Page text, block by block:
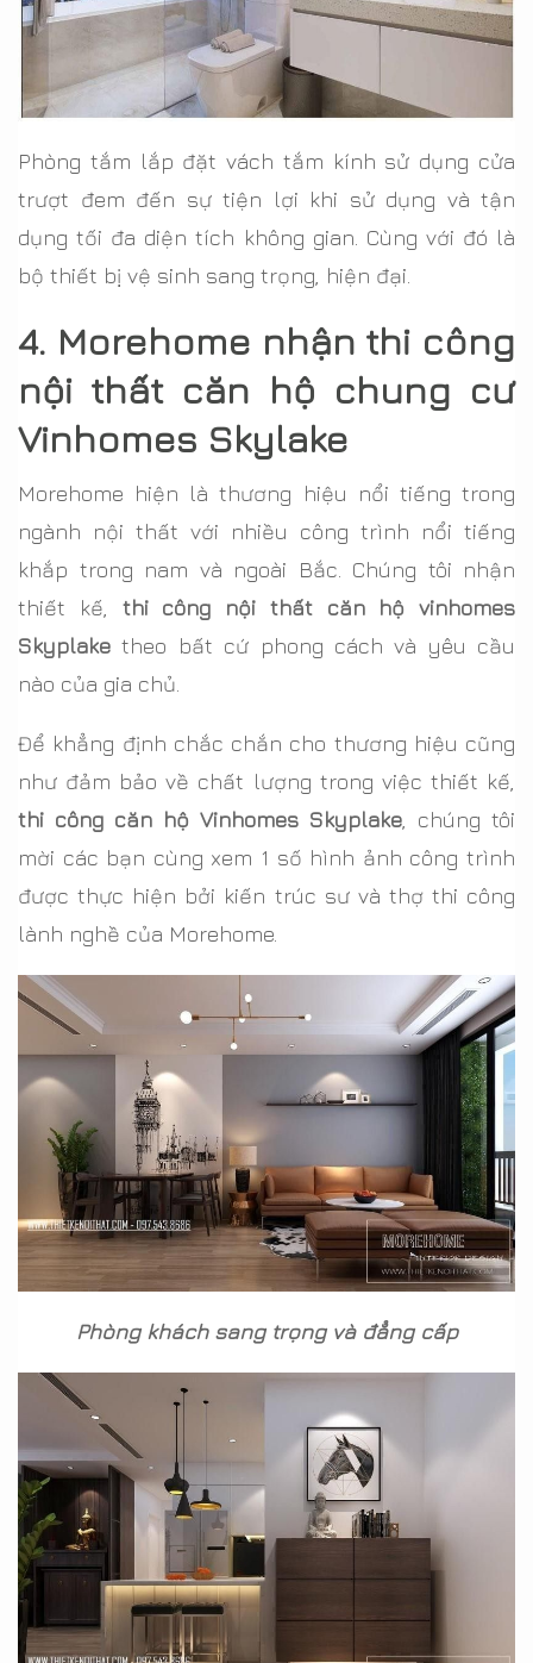
Phòng tắm lắp đặt vách tắm kính sử dụng cửa
trượt đem đến sự tiện lợi khi sử dụng và tận
dụng tối đa diện tích không gian. Cùng với đó là
bộ thiết bị vệ sinh sang trọng, hiện đại.
4. Morehome nhận thi công
nội thất căn hộ chung cư
Vinhomes Skylake
Morehome hiện là thương hiệu nổi tiếng trong
ngành nội thất với nhiều công trình nổi tiếng
khắp trong nam và ngoài Bắc. Chúng tôi nhận
thiết kế, thi công nội thất căn hộ vinhomes
Skyplake theo bất cứ phong cách và yêu cầu
nào của gia chủ.
Để khẳng định chắc chắn cho thương hiệu cũng
như đảm bảo về chất lượng trong việc thiết kế,
thi công căn hộ Vinhomes Skyplake, chúng tôi
mời các bạn cùng xem 1 số hình ảnh công trình
được thực hiện bởi kiến trúc sư và thợ thi công
lành nghề của Morehome.
Phòng khách sang trọng và đẳng cấp